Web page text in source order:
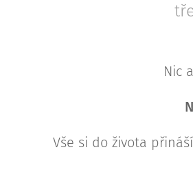
Nic
Vše si do života